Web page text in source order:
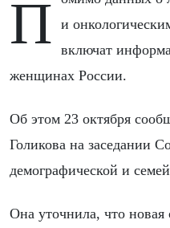
Помимо данных о людях с сахарным диабетом
и
включат
женщинах России.
Об этом 23 октября
Голикова на заседании
демографической и
Она уточнила, что новая